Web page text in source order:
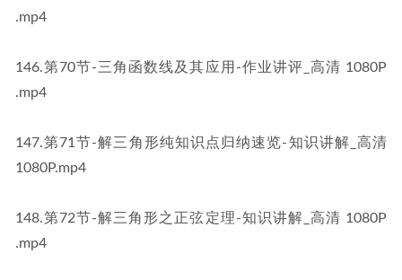
.mp4
​146​.第70节-三角函数线及其应用-作业讲评_高清 1080P​​
.mp4
​147​.第71节-解三角形纯知识点归纳速览-知识讲解_高清
1080P​​.mp4
​148​.第72节-解三角形之正弦定理-知识讲解_高清 1080P​​
.mp4